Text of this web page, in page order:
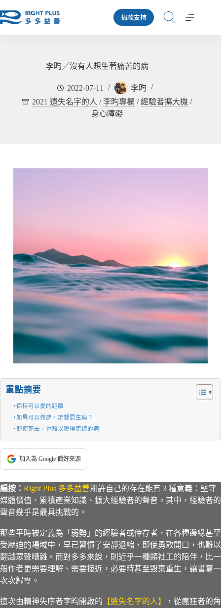
至
捐款支持
李昀／沒有人想生著痛苦的病
2022-07-11
李昀
2021 遺失名字的人 / 李昀專欄 /經驗者擴大機 /
身心障礙
重點摘要
保持可以愛的距離
如果可以做夢，誰想要生病？
即便死去，也難以獲得原諒的病
加入為 Google 偏好來源
編按： Right Plus 多多益善期許自己的存在能有 3 種意義：堅守
媒體價值、累積產業知識、擴大經驗者的聲音。其中，經驗者的
聲音幾乎是最具挑戰的。
那些平時被定義為「弱勢」的經驗者或倖存者，在各種邊緣甚至
受壓迫的場域中，早已習慣了安靜退縮，即使勇敢開口，也難以
翻越眾聲嘈雜。而對多多來說，則近乎一種類社工的陪伴，比一
般作者更需要理解、需要接近，必要時甚至毀棄重生，讓書寫一
次次歸零。
這次由精神失序者李昀開啟的 【遺失名字的人】
，從瘋狂者的角